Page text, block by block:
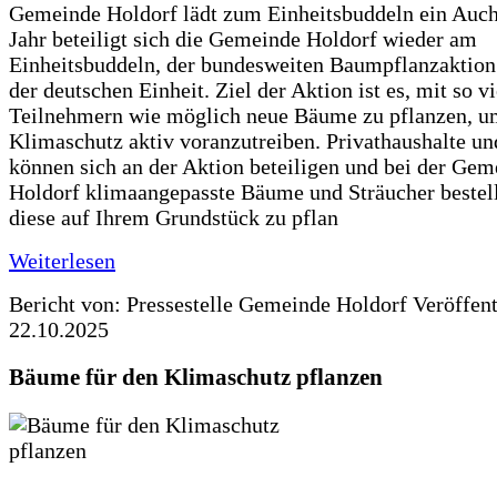
Gemeinde Holdorf lädt zum Einheitsbuddeln ein
Jahr beteiligt sich die Gemeinde Holdorf wieder am
Einheitsbuddeln, der bundesweiten
der deutschen Einheit. Ziel der Aktion ist es, mit so
Teilnehmern wie möglich neue Bäume zu pflanzen,
Klimaschutz aktiv voranzutreiben. Privathaushalte
können sich an der Aktion beteiligen und bei der
Holdorf klimaangepasste Bäume und Sträucher
diese auf Ihrem Grundstück zu pflan
Weiterlesen
Bericht von: Pressestelle Gemeinde Holdorf
22.10.2025
Bäume für den Klimaschutz pflanzen